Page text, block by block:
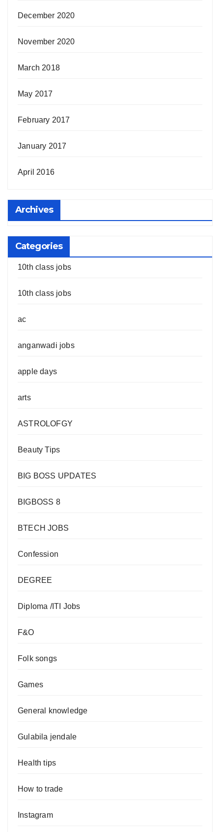
December 2020
November 2020
March 2018
May 2017
February 2017
January 2017
April 2016
Archives
Categories
10th class jobs
10th class jobs
ac
anganwadi jobs
apple days
arts
ASTROLOFGY
Beauty Tips
BIG BOSS UPDATES
BIGBOSS 8
BTECH JOBS
Confession
DEGREE
Diploma /ITI Jobs
F&O
Folk songs
Games
General knowledge
Gulabila jendale
Health tips
How to trade
Instagram